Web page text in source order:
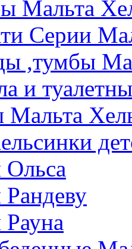
Мальта
Серии
,тумбы
и
Мальта
Ольса